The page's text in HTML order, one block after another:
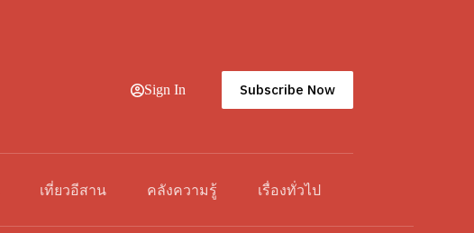
Sign In Subscribe Now
เที่ยวอีสาน คลังความรู้ เรื่องทั่วไป